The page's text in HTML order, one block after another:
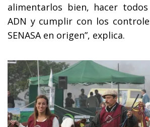
alimentarlos bien, hacer
ADN y cumplir con los
SENASA en origen”, explica.